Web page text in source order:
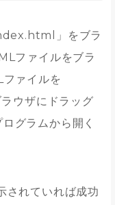
」をブラ
ファイルをブラ
ァイルを
ウザにドラッグ
グラムから開く
れていれば成功